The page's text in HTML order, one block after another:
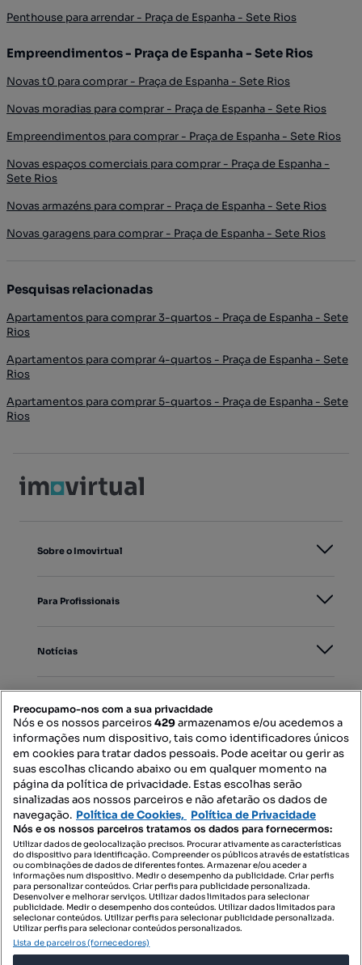
Penthouse para arrendar - Praça de Espanha - Sete Rios
Empreendimentos - Praça de Espanha - Sete Rios
Novas t0 para comprar - Praça de Espanha - Sete Rios
Novas moradias para comprar - Praça de Espanha - Sete Rios
Empreendimentos para comprar - Praça de Espanha - Sete Rios
Novas espaços comerciais para comprar - Praça de Espanha -
Sete Rios
Novas armazéns para comprar - Praça de Espanha - Sete Rios
Novas garagens para comprar - Praça de Espanha - Sete Rios
Pesquisas relacionadas
Apartamentos para comprar 3-quartos - Praça de Espanha - Sete
Rios
Apartamentos para comprar 4-quartos - Praça de Espanha - Sete
Rios
Apartamentos para comprar 5-quartos - Praça de Espanha - Sete
Rios
Sobre o Imovirtual
Para Profissionais
Notícias
Mapa do Site
Contacte-nos
SIGA-NOS:
DESCARREGAR NA:
Preocupamo-nos com a sua privacidade
Nós e os nossos parceiros429armazenamos e/ou acedemos a
informações num dispositivo, tais como identificadores únicos
em cookies para tratar dados pessoais. Pode aceitar ou gerir as
suas escolhas clicando abaixo ou em qualquer momento na
página da política de privacidade. Estas escolhas serão
sinalizadas aos nossos parceiros e não afetarão os dados de
navegação. Política de Cookies, Política de Privacidade
Nós e os nossos parceiros tratamos os dados para fornecermos:
Utilizar dados de geolocalização precisos. Procurar ativamente as características
do dispositivo para identificação. Compreender os públicos através de estatísticas
ou combinações de dados de diferentes fontes. Armazenar e/ou aceder a
informações num dispositivo. Medir o desempenho da publicidade. Criar perfis
para personalizar conteúdos. Criar perfis para publicidade personalizada.
Desenvolver e melhorar serviços. Utilizar dados limitados para selecionar
publicidade. Medir o desempenho dos conteúdos. Utilizar dados limitados para
selecionar conteúdos. Utilizar perfis para selecionar publicidade personalizada.
Utilizar perfis para selecionar conteúdos personalizados.
Lista de parceiros (fornecedores)